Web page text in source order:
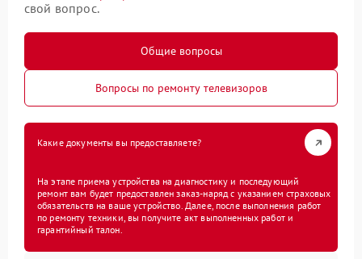
свой вопрос.
Общие вопросы
Вопросы по ремонту телевизоров
Какие документы вы предоставляете?
На этапе приема устройства на диагностику и последующий
ремонт вам будет предоставлен заказ-наряд с указанием страховых
обязательств на ваше устройство. Далее, после выполнения работ
по ремонту техники, вы получите акт выполненных работ и
гарантийный талон.